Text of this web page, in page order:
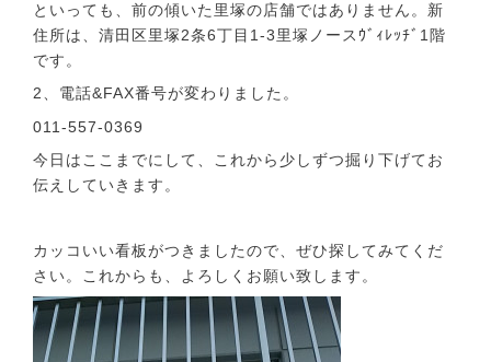
といっても、前の傾いた里塚の店舗ではありません。新
住所は、清田区里塚2条6丁目1-3里塚ノースｳﾞｨﾚｯﾁﾞ1階
です。
2、電話&FAX番号が変わりました。
011-557-0369
今日はここまでにして、これから少しずつ掘り下げてお
伝えしていきます。
カッコいい看板がつきましたので、ぜひ探してみてくだ
さい。これからも、よろしくお願い致します。